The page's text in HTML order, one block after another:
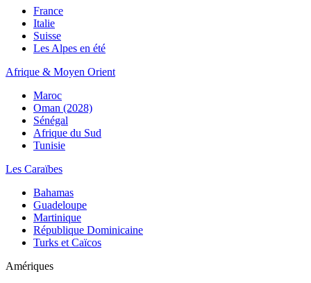
France
Italie
Suisse
Les Alpes en été
Afrique & Moyen Orient
Maroc
Oman (2028)
Sénégal
Afrique du Sud
Tunisie
Les Caraïbes
Bahamas
Guadeloupe
Martinique
République Dominicaine
Turks et Caïcos
Amériques